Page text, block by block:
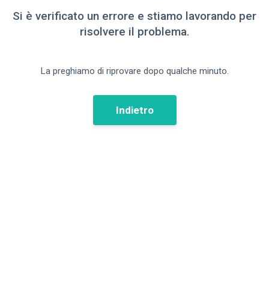
Si è verificato un errore e stiamo lavorando per
risolvere il problema.
La preghiamo di riprovare dopo qualche minuto.
Indietro